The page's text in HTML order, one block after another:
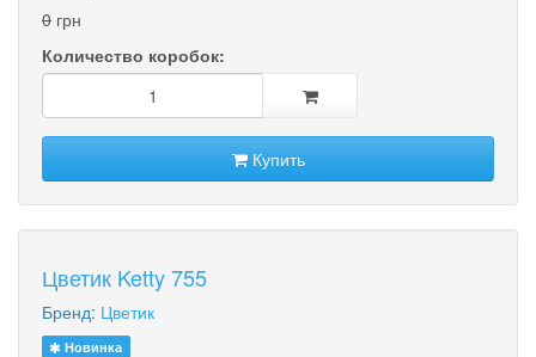
0 грн
Количество коробок:
Купить
Цветик Ketty 755
Бренд: Цветик
Новинка